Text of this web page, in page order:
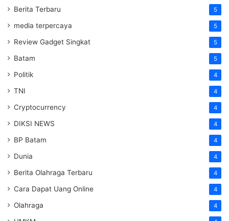
Berita Terbaru 5
media terpercaya 5
Review Gadget Singkat 5
Batam 5
Politik 4
TNI 4
Cryptocurrency 4
DIKSI NEWS 4
BP Batam 4
Dunia 4
Berita Olahraga Terbaru 4
Cara Dapat Uang Online 4
Olahraga 4